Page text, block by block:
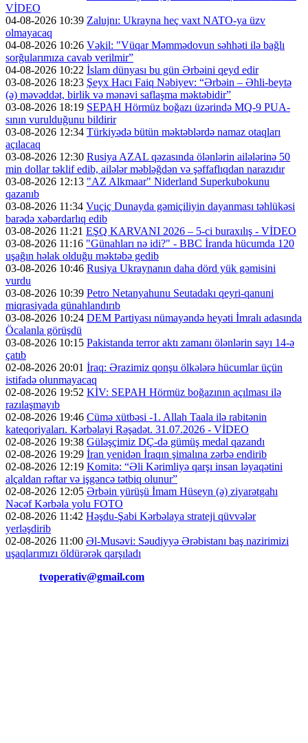
VİDEO
04-08-2026 10:39 Zalujnı: Ukrayna heç vaxt NATO-ya üzv
olmayacaq
04-08-2026 10:26 Vəkil: "Vüqar Məmmədovun səhhəti ilə bağlı
sorğularımıza cavab verilmir”
04-08-2026 10:22 İslam dünyası bu gün Ərbəini qeyd edir
03-08-2026 18:23 Şeyx Hacı Faiq Nəbiyev: “Ərbəin – Əhli-beytə
(ə) məvəddət, birlik və mənəvi saflaşma məktəbidir”
03-08-2026 18:19 SEPAH Hörmüz boğazı üzərində MQ-9 PUA-
sının vurulduğunu bildirir
03-08-2026 12:34 Türkiyədə bütün məktəblərdə namaz otaqları
açılacaq
03-08-2026 12:30 Rusiya AZAL qəzasında ölənlərin ailələrinə 50
min dollar təklif edib, ailələr məbləğdən və şəffaflıqdan narazıdır
03-08-2026 12:13 "AZ Alkmaar" Niderland Superkubokunu
qazanıb
03-08-2026 11:34 Vuçiç Dunayda gəmiçiliyin dayanması təhlükəsi
barədə xəbərdarlıq edib
03-08-2026 11:21 EŞQ KARVANI 2026 – 5-ci buraxılış - VİDEO
03-08-2026 11:16 "Günahları nə idi?" - BBC İranda hücumda 120
uşağın həlak olduğu məktəbə gedib
03-08-2026 10:46 Rusiya Ukraynanın daha dörd yük gəmisini
vurdu
03-08-2026 10:39 Petro Netanyahunu Seutadakı qeyri-qanuni
miqrasiyada günahlandırıb
03-08-2026 10:24 DEM Partiyası nümayəndə heyəti İmralı adasında
Öcalanla görüşdü
03-08-2026 10:15 Pakistanda terror aktı zamanı ölənlərin sayı 14-ə
çatıb
02-08-2026 20:01 İraq: Ərazimiz qonşu ölkələrə hücumlar üçün
istifadə olunmayacaq
02-08-2026 19:52 KİV: SEPAH Hörmüz boğazının açılması ilə
razılaşmayıb
02-08-2026 19:46 Cümə xütbəsi -1. Allah Taala ilə rabitənin
kateqoriyaları. Kərbəlayi Rəşadət. 31.07.2026 - VİDEO
02-08-2026 19:38 Güləşçimiz DÇ-də gümüş medal qazandı
02-08-2026 19:29 İran yenidən İraqın şimalına zərbə endirib
02-08-2026 12:19 Komitə: “Əli Kərimliyə qarşı insan ləyaqətini
alçaldan rəftar və işgəncə tətbiq olunur”
02-08-2026 12:05 Ərbəin yürüşü İmam Hüseyn (ə) ziyarətgahı
Nəcəf Kərbəla yolu FOTO
02-08-2026 11:42 Həşdu-Şabi Kərbəlaya strateji qüvvələr
yerləşdirib
02-08-2026 11:00 Əl-Musəvi: Səudiyyə Ərəbistanı baş nazirimizi
uşaqlarımızı öldürərək qarşıladı
tvoperativ@gmail.com